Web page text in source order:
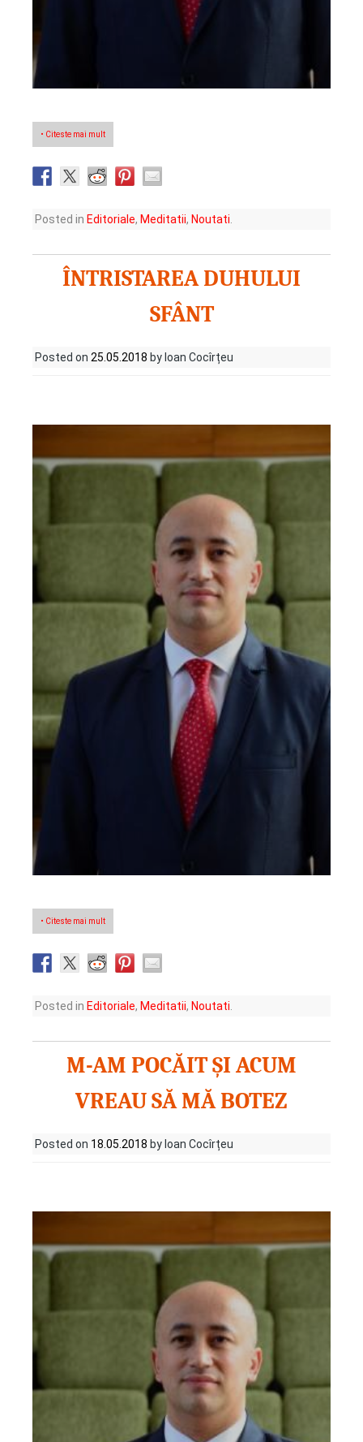
• Citeste mai mult
Posted in Editoriale, Meditatii, Noutati
ÎNTRISTAREA DUHULUI
SFÂNT
Posted on 25.05.2018 by Ioan Cocîrțeu
• Citeste mai mult
Posted in Editoriale, Meditatii, Noutati
M-AM POCĂIT ȘI ACUM
VREAU SĂ MĂ BOTEZ
Posted on 18.05.2018 by Ioan Cocîrțeu